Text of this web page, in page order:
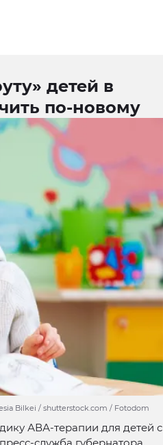
детей в
по-новому
Bilkei / shutterstock.com / Fotodom
АВА-терапии для детей с
служба губернатора